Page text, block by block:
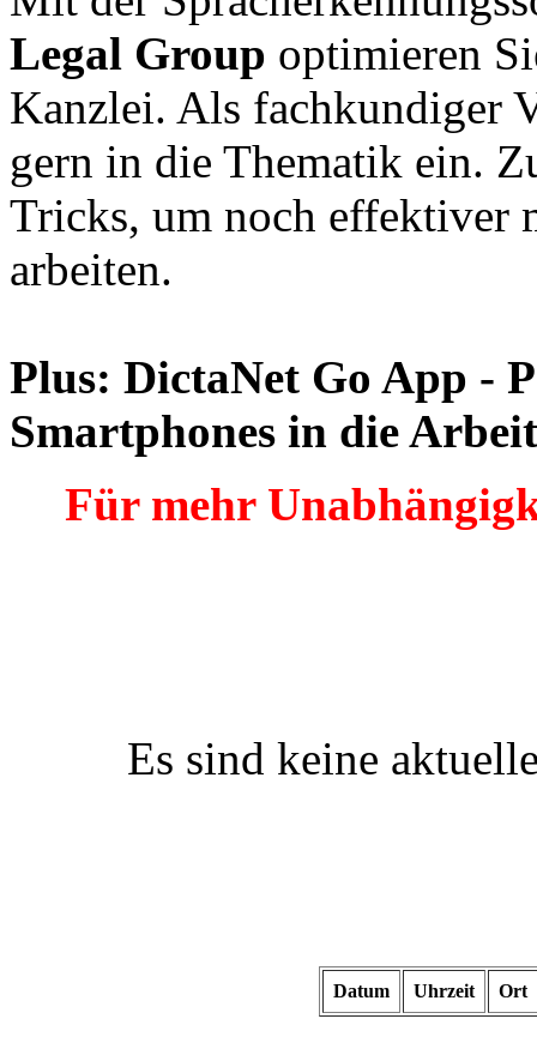
Legal Group optimieren
Kanzlei. Als fachkundiger
gern in die Thematik ein.
Tricks, um noch effektiver
arbeiten.
Plus: DictaNet Go App -
Smartphones in die
Für mehr
Es sind keine
Datum Uhrzeit Ort